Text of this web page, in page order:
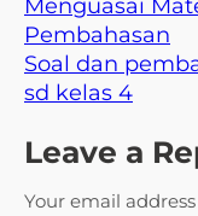
Menguasai
Pembahasan
Soal dan
sd kelas 4
Leave a
Your email